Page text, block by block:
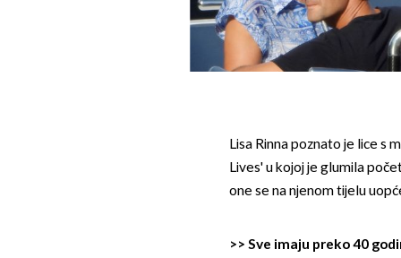
Lisa Rinna poznato je lice s
Lives' u kojoj je glumila
one se na njenom tijelu
>> Sve imaju preko 40